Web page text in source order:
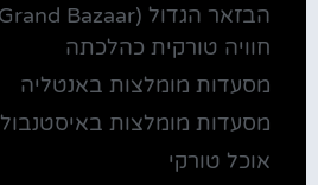
חוויה טורקית כהלכתה
מסעדות מומלצות באנטליה
מסעדות מומלצות באיסטנבול
אוכל טורקי